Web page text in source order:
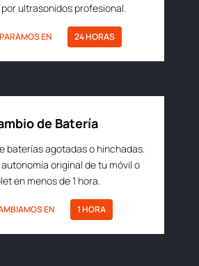
ultrasonidos profesional.
EN 24 HORAS
de Batería
baterías agotadas o hinchadas.
original de tu móvil o
en menos de 1 hora.
EN 1 HORA